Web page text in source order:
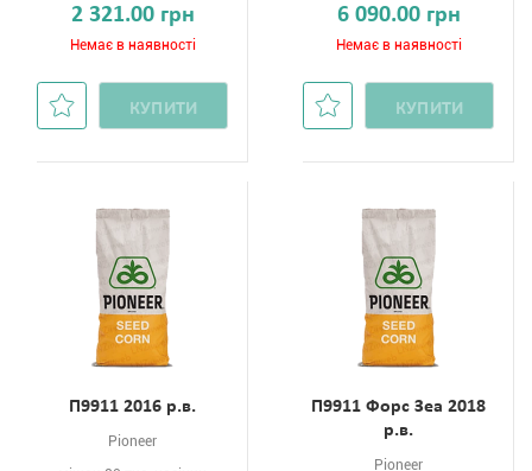
2 321.00 грн
Немає в наявності
КУПИТИ
6 090.00 грн
Немає в наявності
КУПИТИ
П9911 2016 р.в.
Pioneer
П9911 Форс Зеа 2018
р.в.
Pioneer